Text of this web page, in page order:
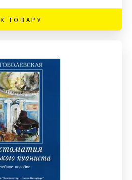
К ТОВАРУ